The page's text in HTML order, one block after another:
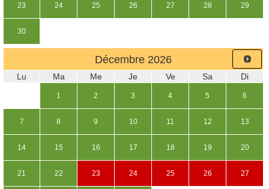
23 24 25 26 27 28 29
30
Décembre 2026
Lu Ma Me Je Ve Sa Di
1 2 3 4 5 6
7 8 9 10 11 12 13
14 15 16 17 18 19 20
21 22 23 24 25 26 27